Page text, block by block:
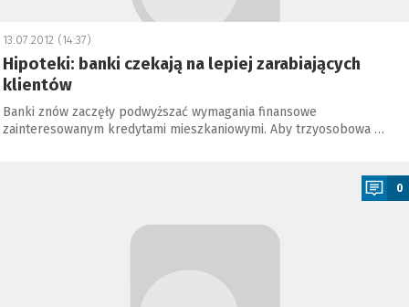
13.07.2012 (14:37)
Hipoteki: banki czekają na lepiej zarabiających
klientów
Banki znów zaczęły podwyższać wymagania finansowe
zainteresowanym kredytami mieszkaniowymi. Aby trzyosobowa …
0